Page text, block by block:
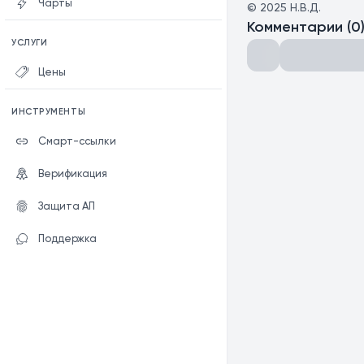
Чарты
УСЛУГИ
Цены
ИНСТРУМЕНТЫ
Смарт-ссылки
Верификация
Защита АП
Поддержка
© 2025 Н.В.Д.
Комментарии (0)